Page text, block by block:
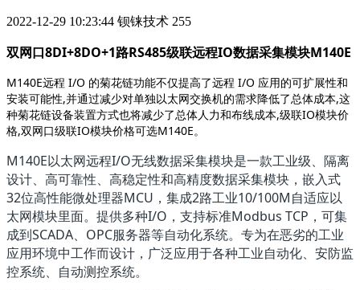
2022-12-29 10:23:44 钡铼技术 255
双网口8DI+8DO+1路RS485级联远程IO数据采集模块M140E
M140E远程 I/O 的菊花链功能不仅提高了远程 I/O 应用的可扩展性和
安装可能性,并通过减少对单独以太网交换机的需求降低了总体成本,这
种菊花链设备装置方式也将减少了总体人力和布线成本,级联IO模块价
格,双网口级联IO模块价格可选M140E。
M140E以太网远程I/O无线数据采集模块是一款工业级、隔离
设计、高可靠性、高稳定性和高精度数据采集模块，嵌入式
32位高性能微处理器MCU，集成2路工业10/100M自适应以
太网模块里面。提供多种I/O，支持标准Modbus TCP，可集
成到SCADA、OPC服务器等自动化系统。专为在恶劣的工业
应用环境中工作而设计，广泛应用于各种工业自动化、安防监
控系统、自动测控系统。